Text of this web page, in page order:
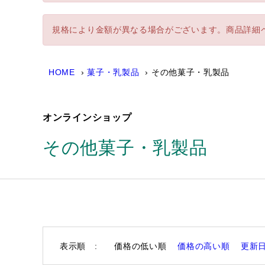
規格により金額が異なる場合がございます。商品詳細
HOME 菓子・乳製品 その他菓子・乳製品
オンラインショップ
その他菓子・乳製品
表示順 : 価格の低い順 価格の高い順 更新